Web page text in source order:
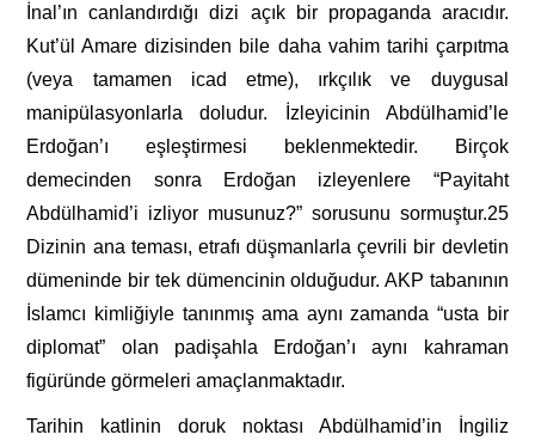
İnal’ın canlandırdığı dizi açık bir propaganda aracıdır.
Kut’ül Amare dizisinden bile daha vahim tarihi çarpıtma
(veya tamamen icad etme), ırkçılık ve duygusal
manipülasyonlarla doludur. İzleyicinin Abdülhamid’le
Erdoğan’ı eşleştirmesi beklenmektedir. Birçok
demecinden sonra Erdoğan izleyenlere “Payitaht
Abdülhamid’i izliyor musunuz?” sorusunu sormuştur.25
Dizinin ana teması, etrafı düşmanlarla çevrili bir devletin
dümeninde bir tek dümencinin olduğudur. AKP tabanının
İslamcı kimliğiyle tanınmış ama aynı zamanda “usta bir
diplomat” olan padişahla Erdoğan’ı aynı kahraman
figüründe görmeleri amaçlanmaktadır.
Tarihin katlinin doruk noktası Abdülhamid’in İngiliz